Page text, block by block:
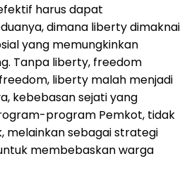
harus dapat
dimana liberty dimaknai
yang memungkinkan
Tanpa liberty, freedom
liberty malah menjadi
kebebasan sejati yang
program Pemkot, tidak
melainkan sebagai strategi
membebaskan warga